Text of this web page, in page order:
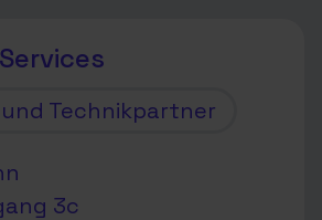
Technikpartner
3c